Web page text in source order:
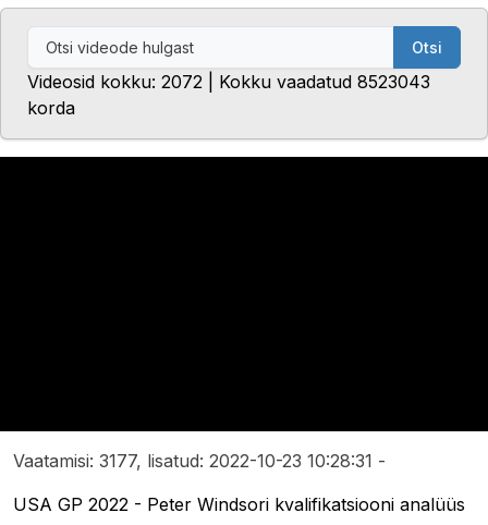
Otsi
Videosid kokku: 2072 | Kokku vaadatud 8523043
korda
Vaatamisi: 3177, lisatud: 2022-10-23 10:28:31 -
USA GP 2022 - Peter Windsori kvalifikatsiooni analüüs